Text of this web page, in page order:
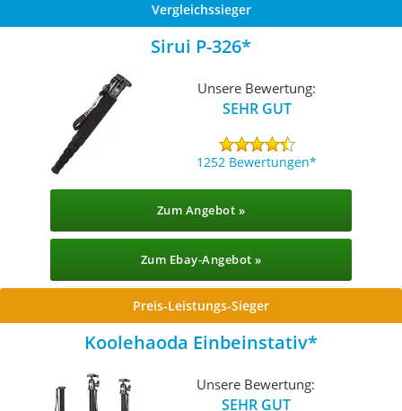
Vergleichssieger
Sirui P-326
Unsere Bewertung:
SEHR GUT
1252 Bewertungen
Zum Angebot »
Zum Ebay-Angebot »
Preis-Leistungs-Sieger
Koolehaoda Einbeinstativ
Unsere Bewertung:
SEHR GUT